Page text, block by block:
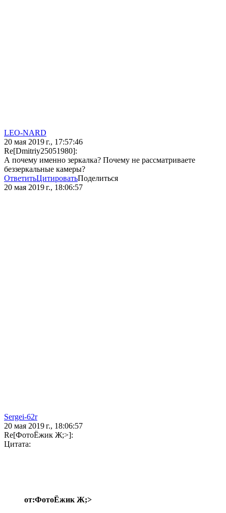
LEO-NARD
20 мая 2019 г., 17:57:46
Re[Dmitriy25051980]:
А почему именно зеркалка? Почему не рассматриваете
беззеркальные камеры?
ОтветитьЦитироватьПоделиться
20 мая 2019 г., 18:06:57
Sergei-62r
20 мая 2019 г., 18:06:57
Re[ФотоЁжик Ж;>]:
Цитата:
от:ФотоЁжик Ж;>